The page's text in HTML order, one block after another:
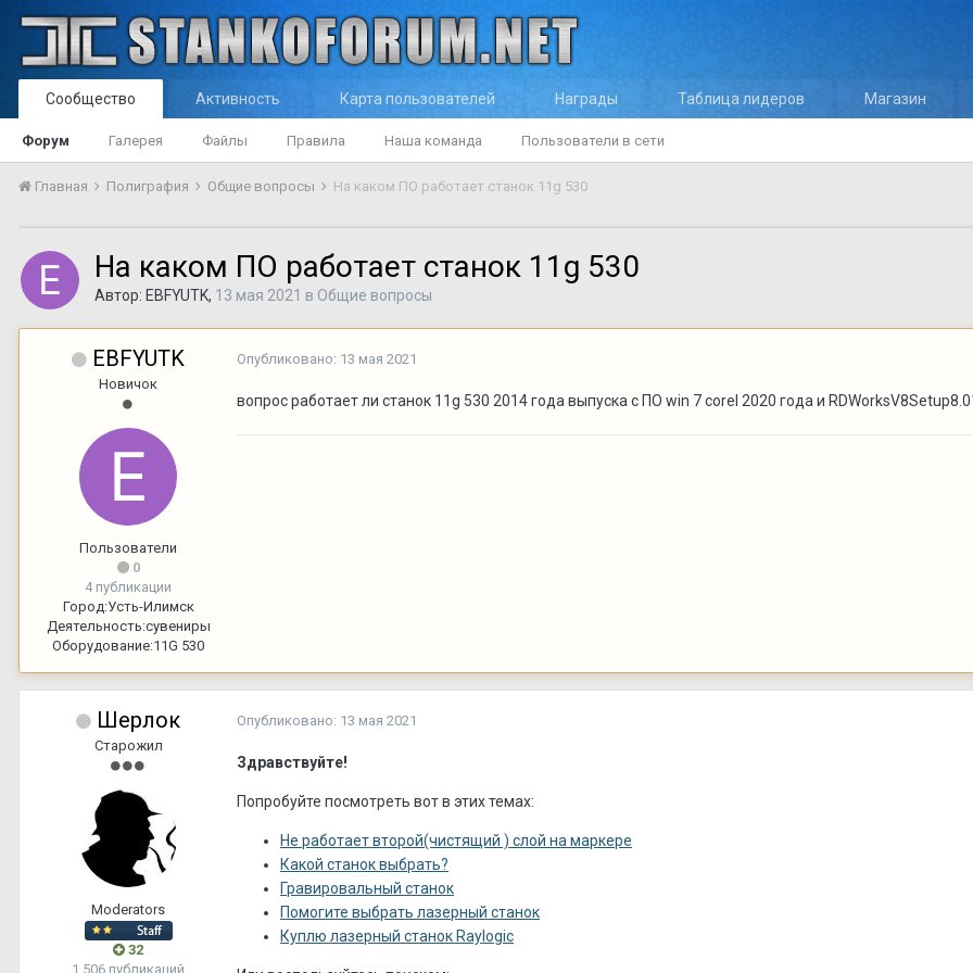
Сообщество
Форум Галерея Файлы Правила Наша команда Пользователи в сети
Активность Карта пользователей Награды Таблица лидеров Магазин
Главная Полиграфия Общие вопросы На каком ПО работает станок 11g 530
На каком ПО работает станок 11g 530
Автор: EBFYUTK, 13 мая 2021 в Общие вопросы
EBFYUTK
Новичок
Пользователи
0
4 публикации
Город:Усть-Илимск
Деятельность:сувениры
Оборудование:11G 530
Опубликовано: 13 мая 2021
вопрос работает ли станок 11g 530 2014 года выпуска с ПО win 7 corel 2020 года и
Шерлок
Старожил
Moderators
32
1 506 публикаций
Опубликовано: 13 мая 2021
Здравствуйте!
Попробуйте посмотреть вот в этих темах:
Не работает второй(чистящий ) слой на маркере
Какой станок выбрать?
Гравировальный станок
Помогите выбрать лазерный станок
Куплю лазерный станок Raylogic